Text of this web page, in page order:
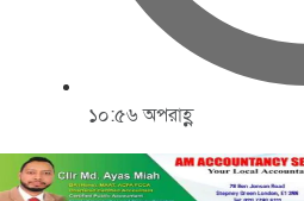
১০:৫৬ অপরাহ্ণ